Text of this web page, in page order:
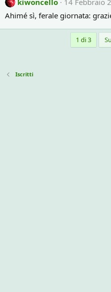
kiwoncello
14 Febbraio
Ahimé sì, ferale giornata:
1 di 3
Iscritti